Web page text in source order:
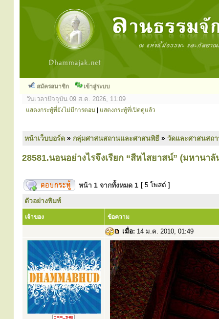
สมัครสมาชิก เข้าสู่ระบบ
วันเวลาปัจจุบัน 09 ส.ค. 2026, 11:09
แสดงกระทู้ที่ยังไม่มีการตอบ แสดงกระทู้ที่เปิดดูแล้ว
หน้าเว็บบอร์ด » กลุ่มศาสนสถานและศาสนพิธี » วัดและศาสนสถ
28581.นอนอย่างไรจึงเรียก “สีหไสยาสน์” (มหานาลั
หน้า 1 จากทั้งหมด 1 [ 5 โพสต์ ]
ตัวอย่างพิมพ์
เจ้าของ ข้อความ
เมื่อ: 14 ม.ค. 2010, 01:49